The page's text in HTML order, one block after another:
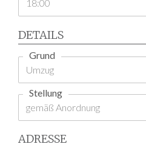
DETAILS
Grund
Stellung
ADRESSE